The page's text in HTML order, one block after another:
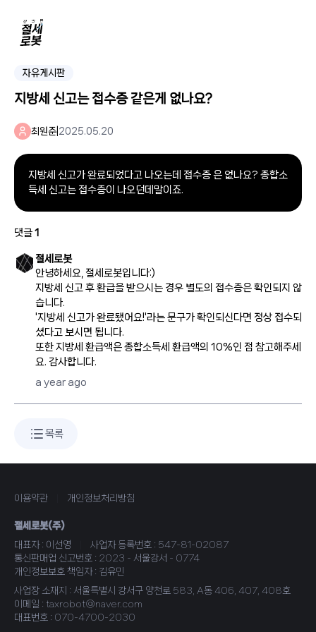
자유게시판
지방세 신고는 접수증 같은게 없나요?
최원준 2025.05.20
지방세 신고가 완료되었다고 나오는데 접수증 은 없나요? 종합소
득세 신고는 접수증이 나오던데말이죠.
댓글1
절세로봇
안녕하세요, 절세로봇입니다:)
지방세 신고 후 환급을 받으시는 경우 별도의 접수증은 확인되지 않
습니다.
'지방세 신고가 완료됐어요!'라는 문구가 확인되신다면 정상 접수되
셨다고 보시면 됩니다.
또한 지방세 환급액은 종합소득세 환급액의 10%인 점 참고해주세
요. 감사합니다.
a year ago
목록
이용약관 개인정보처리방침
절세로봇(주)
대표자 : 이선영
사업자 등록번호 : 547-81-02087
통신판매업 신고번호 : 2023 - 서울강서 - 0774
개인정보보호 책임자 : 김유민
사업장 소재지 : 서울특별시 강서구 양천로 583, A동 406, 407, 408호
이메일 : taxrobot@naver.com
대표번호 : 070-4700-2030